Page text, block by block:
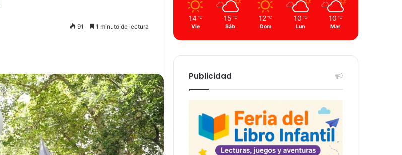
91 1 minuto de lectura
14 ℃
Vie
15 ℃
Sáb
12 ℃
Dom
10 ℃
Lun
10 ℃
Mar
Publicidad